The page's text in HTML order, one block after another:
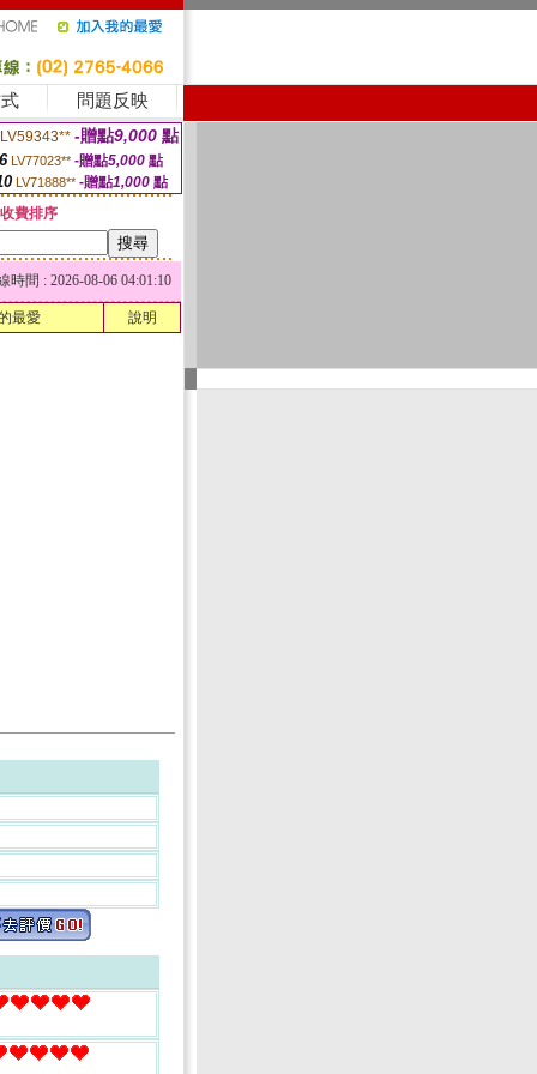
問題反映
LV59343** -贈點9,000 點
LV77023** -贈點5,000點
LV71888** -贈點1,000 點
費排序
時間 : 2026-08-06 04:01:10
最愛 說明